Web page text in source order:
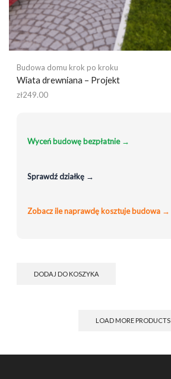
Budowa domu krok po kroku
Wiata drewniana – Projekt
zł249.00
Wyceń budowę bezpłatnie →
Sprawdź działkę →
Zobacz ile naprawdę kosztuje budowa →
DODAJ DO KOSZYKA
LOAD MORE PRODUCTS